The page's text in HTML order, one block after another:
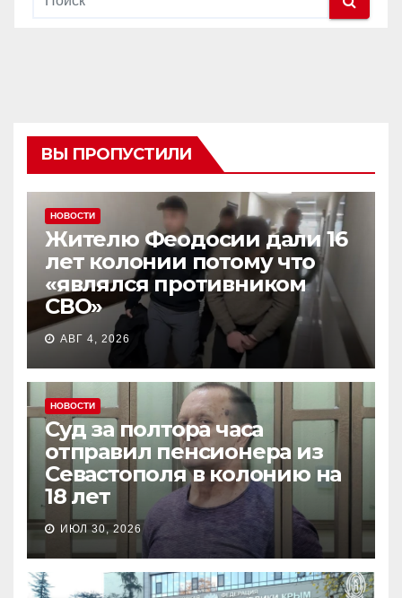
ВЫ ПРОПУСТИЛИ
НОВОСТИ
Жителю Феодосии дали 16
лет колонии потому что
«являлся противником
СВО»
АВГ 4, 2026
НОВОСТИ
Суд за полтора часа
отправил пенсионера из
Севастополя в колонию на
18 лет
ИЮЛ 30, 2026